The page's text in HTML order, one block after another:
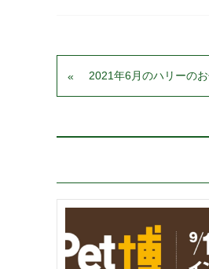
2021年6月のハリーの